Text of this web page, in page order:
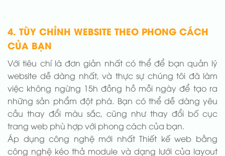
4. TÙY CHỈNH WEBSITE THEO PHONG CÁCH
CỦA BẠN
Với tiêu chí là đơn giản nhất có thể để bạn quản lý
website dễ dàng nhất, và thực sự chúng tôi đã làm
việc không ngừng 15h đồng hồ mỗi ngày để tạo ra
những sản phẩm đột phá. Bạn có thể dễ dàng yêu
cầu thay đổi màu sắc, cũng như thay đổi bố cục
trang web phù hợp với phong cách của bạn.
Áp dụng công nghệ mới nhất Thiết kế web bằng
công nghệ kéo thả module và dạng lưới của layout